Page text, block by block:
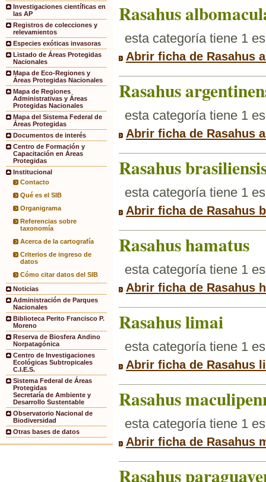
Investigaciones científicas en
las AP
Registros de colecciones y
relevamientos
Especies exóticas invasoras
Listado de Áreas Protegidas
Nacionales
Mapa de Eco-Regiones y
Áreas Protegidas Nacionales
Mapa de Regiones
Administrativas y Áreas
Protegidas Nacionales
Mapa del Sistema Federal de
Áreas Protegidas
Documentos de interés
Centro de Formación y
Capacitación en Áreas
Protegidas
Institucional
Contacto
Qué es el SIB
Organigrama
Referencias sobre
taxonomía
Acerca de la cartografía
Criterios de ingreso de
datos
Cómo citar datos del SIB
Noticias
Administración de Parques
Nacionales
Biblioteca Perito Francisco P.
Moreno
Reserva de Biosfera Andino
Norpatagónica
Centro de Investigaciones
Ecológicas Subtropicales
C.I.E.S.
Sistema Federal de Áreas
Protegidas
Secretaría de Ambiente y
Desarrollo Sustentable
Observatorio Nacional de
Biodiversidad
Otras bases de datos
Rasahus
esta categoría tiene 1
Abrir ficha de Rasahus
Rasahus
esta categoría tiene 1
Abrir ficha de Rasahus
Rasahus
esta categoría tiene 1
Abrir ficha de Rasahus
Rasahus hamatus
esta categoría tiene 1
Abrir ficha de Rasahus
Rasahus limai
esta categoría tiene 1
Abrir ficha de Rasahus
Rasahus
esta categoría tiene 1
Abrir ficha de Rasahus
Rasahus